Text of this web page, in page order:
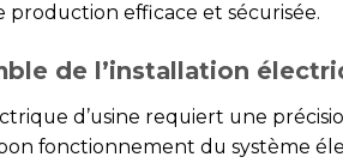
production efficace et sécurisée.
de l’installation
d’usine requiert une
fonctionnement du système